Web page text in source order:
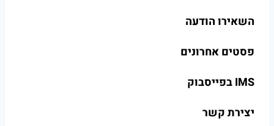
השאירו הודעה
פסטים אחרונים
IMS בפייסבוק
יצירת קשר